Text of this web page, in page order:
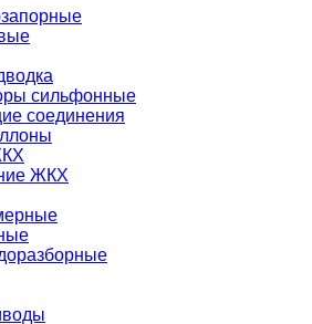
сильфонные
соединения
ЖКХ